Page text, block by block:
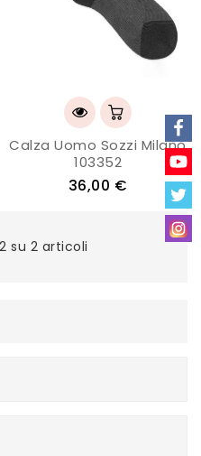
Calza Uomo Sozzi Milano
103352
36,00 €
su 2 articoli